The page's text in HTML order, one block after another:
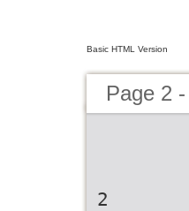
Basic HTML Version
Page 2
2